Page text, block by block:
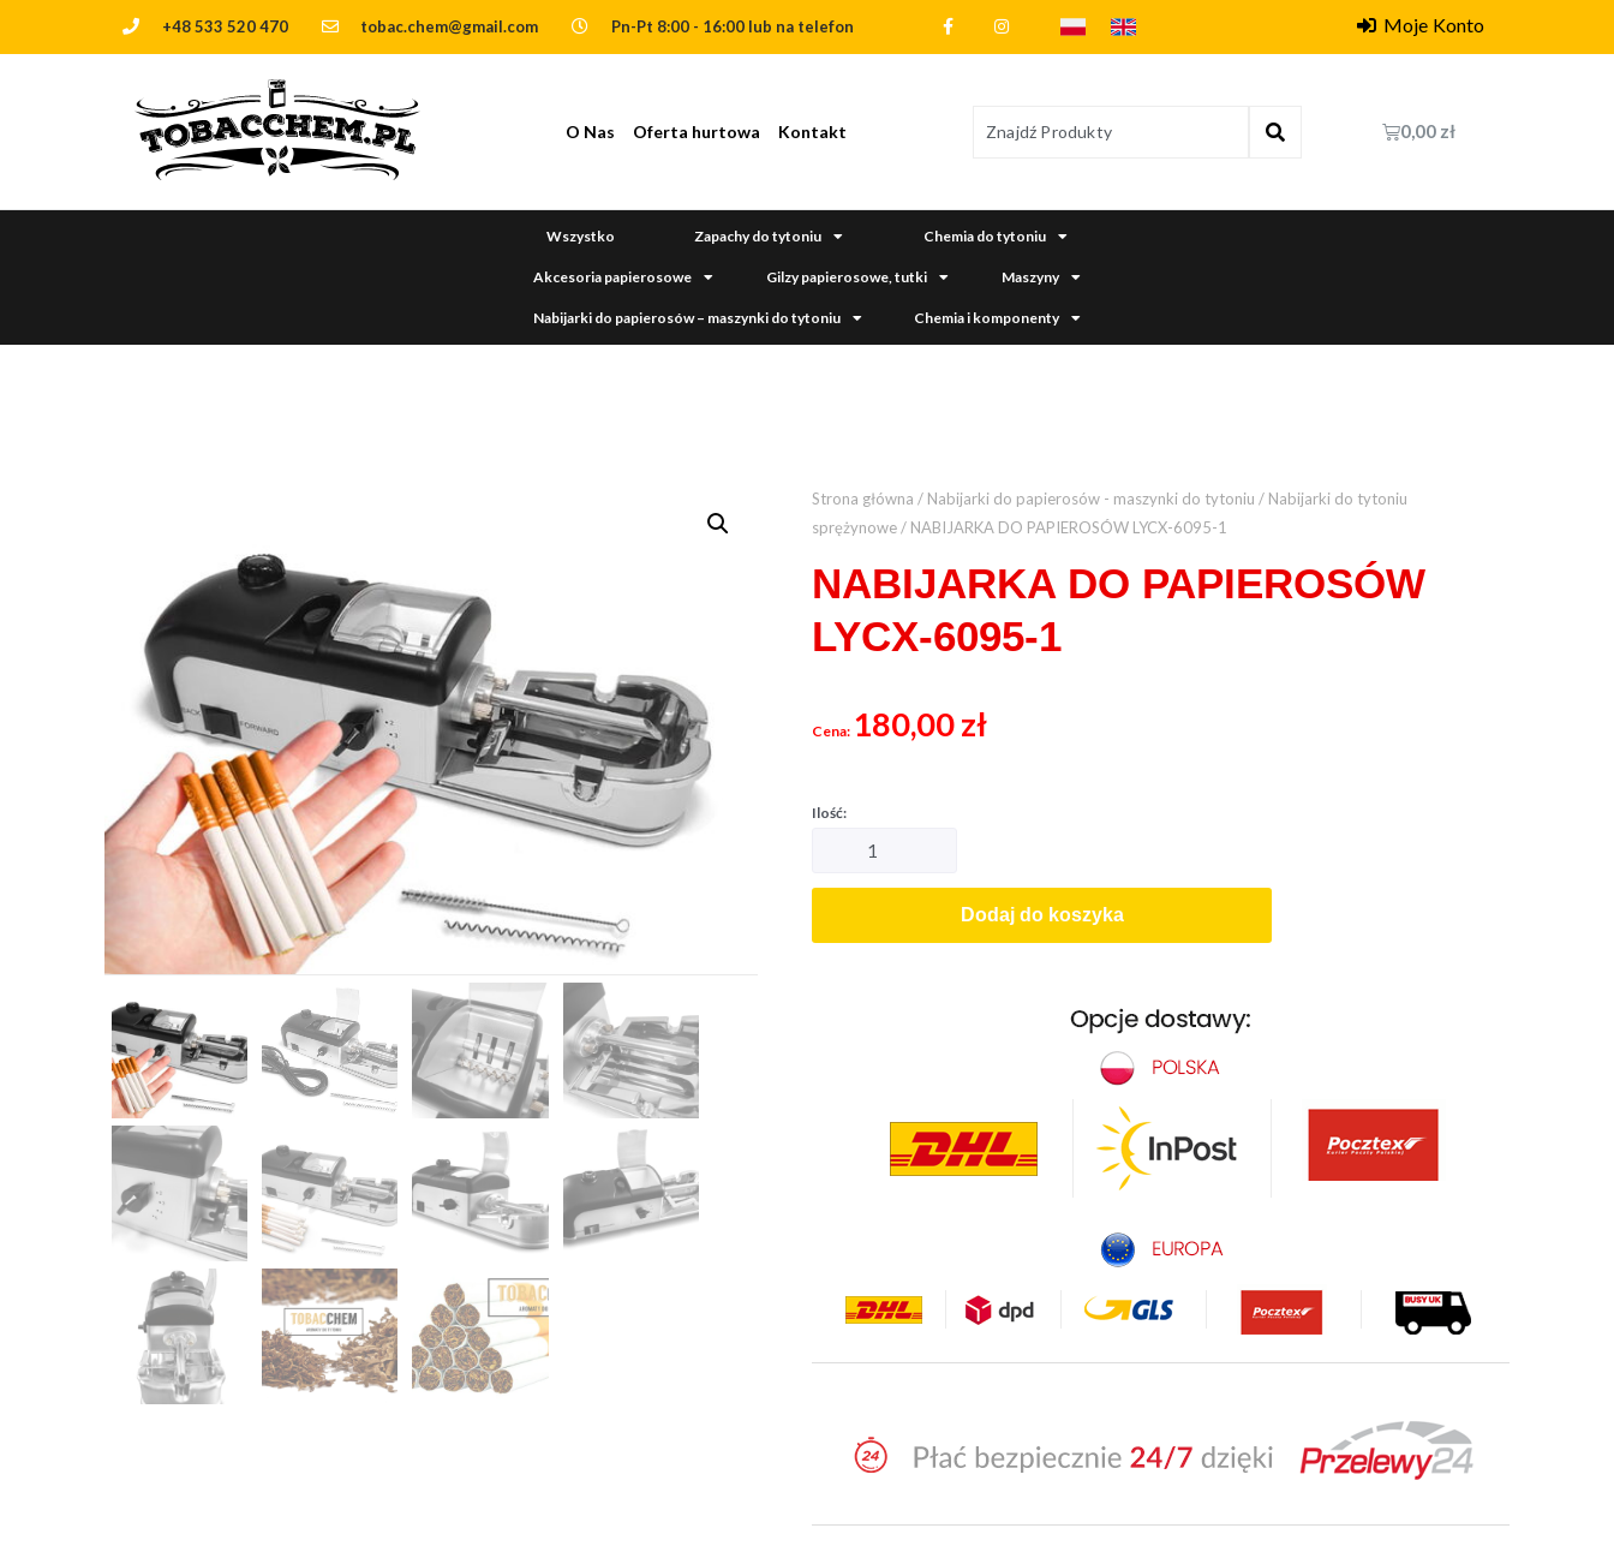
+48 533 520 470 tobac.chem@gmail.com Pn-Pt 8:00 - 16:00 lub na telefon Moje Konto
O Nas Oferta hurtowa Kontakt 0,00 zł
Wszystko Zapachy do tytoniu Chemia do tytoniu
Akcesoria papierosowe Gilzy papierosowe, tutki Maszyny
Nabijarki do papierosów – maszynki do tytoniu Chemia i komponenty
Strona główna / Nabijarki do papierosów - maszynki do tytoniu / Nabijarki do tytoniu
sprężynowe/ NABIJARKA DO PAPIEROSÓW LYCX-6095-1
NABIJARKA DO PAPIEROSÓW
LYCX-6095-1
180,00zł
Dodaj do koszyka